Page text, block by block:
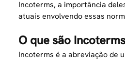
Incoterms, a importância
atuais envolvendo essas
O que são
Incoterms é a abreviação de